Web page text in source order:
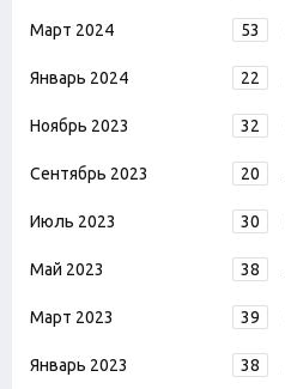
Март 2024 53
Январь 2024 22
Ноябрь 2023 32
Сентябрь 2023 20
Июль 2023 30
Май 2023 38
Март 2023 39
Январь 2023 38